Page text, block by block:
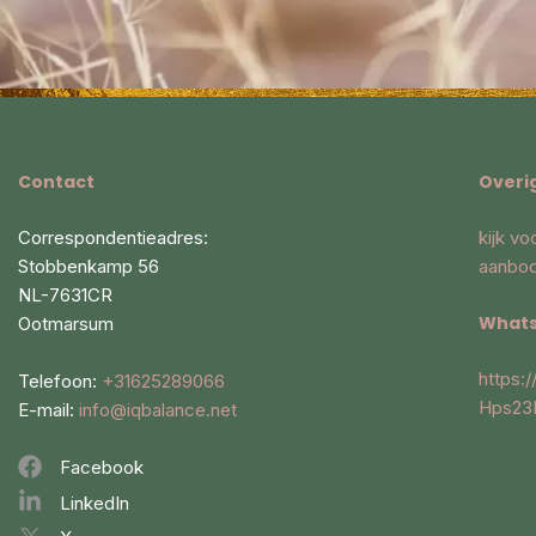
Contact
Correspondentieadres:
Stobbenkamp 56
NL-7631CR
Ootmarsum
Telefoon: +31625289066
E-mail: info@iqbalance.net
Facebook
LinkedIn
kijk